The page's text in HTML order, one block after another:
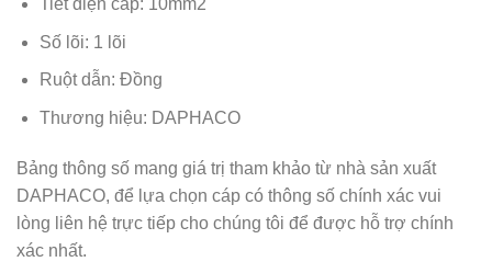
Tiết diện cáp: 10mm2
Số lõi: 1 lõi
Ruột dẫn: Đồng
Thương hiệu: DAPHACO
Bảng thông số mang giá trị tham khảo từ nhà sản xuất
DAPHACO, để lựa chọn cáp có thông số chính xác vui
lòng liên hệ trực tiếp cho chúng tôi để được hỗ trợ chính
xác nhất.